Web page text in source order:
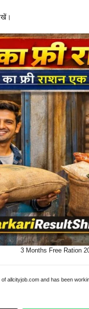
3 Months Free Ration
allcityjob.com and has been